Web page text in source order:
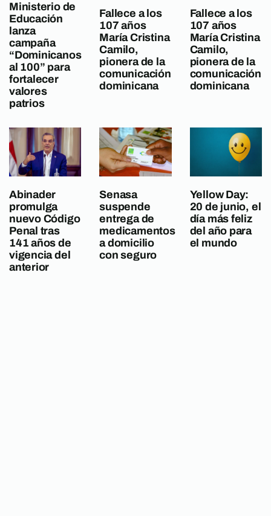
Ministerio de
Educación
lanza
campaña
“Dominicanos
al 100” para
fortalecer
valores
patrios
Fallece a los
107 años
María Cristina
Camilo,
pionera de la
comunicación
dominicana
Fallece a los
107 años
María Cristina
Camilo,
pionera de la
comunicación
dominicana
Abinader
promulga
nuevo Código
Penal tras
141 años de
vigencia del
anterior
Senasa
suspende
entrega de
medicamentos
a domicilio
con seguro
Yellow Day:
20 de junio, el
día más feliz
del año para
el mundo